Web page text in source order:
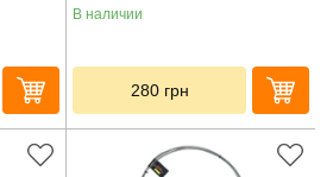
В наличии
280 грн